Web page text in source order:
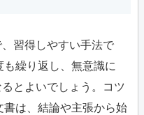
習得しやすい手法で
繰り返し、無意識に
とよいでしょう。コツ
書は、結論や主張から始